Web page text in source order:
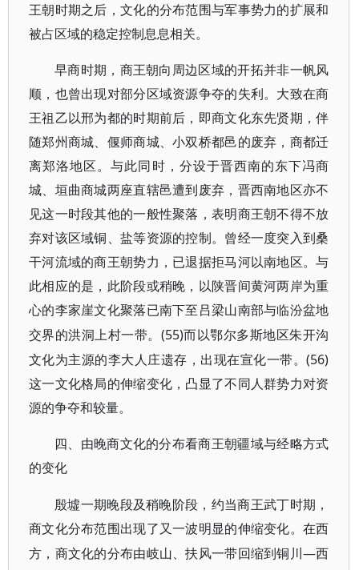
王朝时期之后，文化的分布范围与军事势力的扩展和
被占区域的稳定控制息息相关。
早商时期，商王朝向周边区域的开拓并非一帆风
顺，也曾出现对部分区域资源争夺的失利。大致在商
王祖乙以邢为都的时期前后，即商文化东先贤期，伴
随郑州商城、偃师商城、小双桥都邑的废弃，商都迁
离郑洛地区。与此同时，分设于晋西南的东下冯商
城、垣曲商城两座直辖邑遭到废弃，晋西南地区亦不
见这一时段其他的一般性聚落，表明商王朝不得不放
弃对该区域铜、盐等资源的控制。曾经一度突入到桑
干河流域的商王朝势力，已退据拒马河以南地区。与
此相应的是，此阶段或稍晚，以陕晋间黄河两岸为重
心的李家崖文化聚落已南下至吕梁山南部与临汾盆地
交界的洪洞上村一带。 (55)而以鄂尔多斯地区朱开沟
文化为主源的李大人庄遗存，出现在宣化一带。(56)
这一文化格局的伸缩变化，凸显了不同人群势力对资
源的争夺和较量。
四、由晚商文化的分布看商王朝疆域与经略方式
的变化
殷墟一期晚段及稍晚阶段，约当商王武丁时期，
商文化分布范围出现了又一波明显的伸缩变化。在西
方，商文化的分布由岐山、扶风一带回缩到铜川 —西